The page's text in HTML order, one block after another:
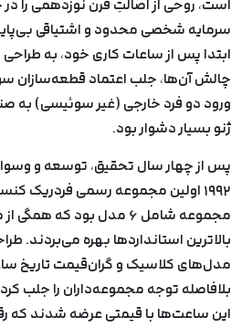
است، روحی از اصالتِ قرن نوزدهمی را
سرمایه شخصی محدود و اشتیاقی بی‌پایان
ابتدا پس از ساعات کاری خود، به
چالش آن‌ها، جلب اعتماد قطعه‌سازان
ورود دو فرد خارجی (غیر سوئیسی)
ژنو بسیار دشوار بود.
پس از چهار سال تحقیق، توسعه و
۱۹۹۲ اولین مجموعه رسمی فردریک
مجموعه شامل ۶ مدل بود
بالاترین استانداردها بهره می‌بردند.
مدل‌های کلاسیک و گران‌قیمت تاریخ
بلافاصله توجه مجموعه‌داران را جلب
این ساعت‌ها با قیمتی عرضه شدند که